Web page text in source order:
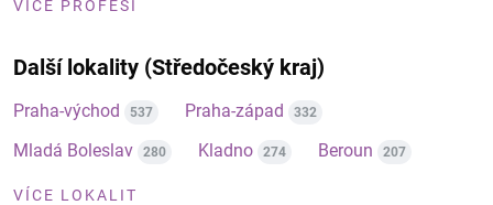
VÍCE PROFESÍ
Další lokality (Středočeský kraj)
Praha-východ 537 Praha-západ 332
Mladá Boleslav 280 Kladno 274 Beroun 207
VÍCE LOKALIT